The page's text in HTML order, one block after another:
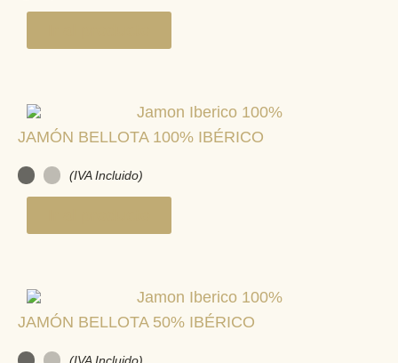
JAMÓN BELLOTA 100% IBÉRICO
(IVA Incluido)
JAMÓN BELLOTA 50% IBÉRICO
(IVA Incluido)